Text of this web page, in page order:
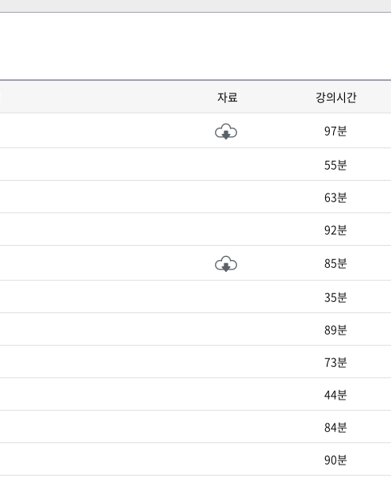
자료 강의시간
97분
55분
63분
92분
85분
35분
89분
73분
44분
84분
90분